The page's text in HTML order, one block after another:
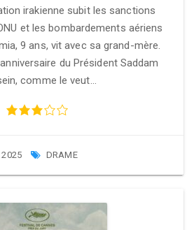
irakienne subit les sanctions
et les bombardements aériens
9 ans, vit avec sa grand-mère.
du Président Saddam
comme le veut…
2025 DRAME